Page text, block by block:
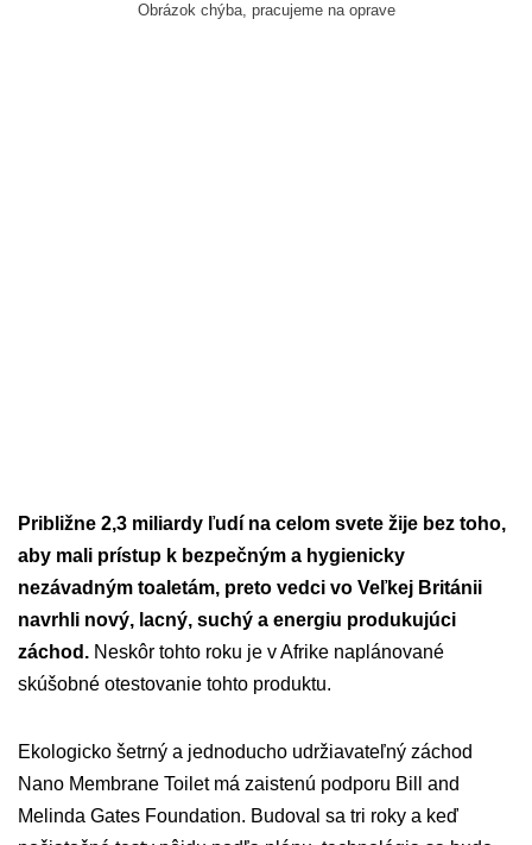
Obrázok chýba, pracujeme na oprave
Približne 2,3 miliardy ľudí na celom svete žije bez toho,
aby mali prístup k bezpečným a hygienicky
nezávadným toaletám, preto vedci vo Veľkej Británii
navrhli nový, lacný, suchý a energiu produkujúci
záchod. Neskôr tohto roku je v Afrike naplánované
skúšobné otestovanie tohto produktu.
Ekologicko šetrný a jednoducho udržiavateľný záchod
Nano Membrane Toilet má zaistenú podporu Bill and
Melinda Gates Foundation. Budoval sa tri roky a keď